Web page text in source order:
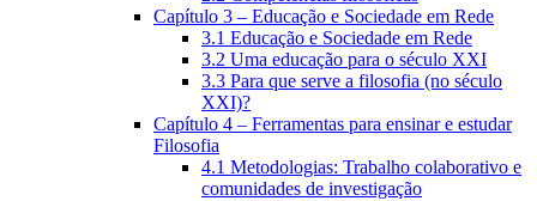
Capítulo 3 – Educação e Sociedade em Rede
3.1 Educação e Sociedade em Rede
3.2 Uma educação para o século XXI
3.3 Para que serve a filosofia (no século
XXI)?
Capítulo 4 – Ferramentas para ensinar e estudar
Filosofia
4.1 Metodologias: Trabalho colaborativo e
comunidades de investigação